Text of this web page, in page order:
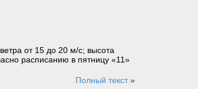
от 15 до 20 м/с; высота
расписанию в пятницу «11»
Полный текст»